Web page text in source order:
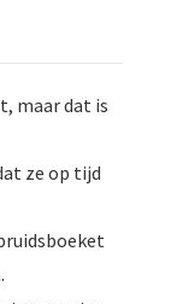
maar dat is
ze op tijd